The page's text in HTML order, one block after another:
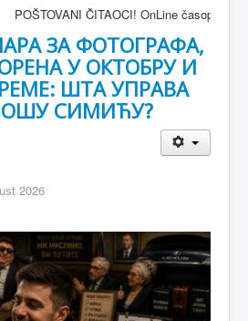
ČITAOCI! OnLine časopis
ЗА ФОТОГРАФА,
У ОКТОБРУ И
ШТА УПРАВА
СИМИЋУ?
2026